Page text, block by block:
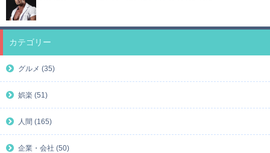
カテゴリー
グルメ (35)
娯楽 (51)
人間 (165)
企業・会社 (50)